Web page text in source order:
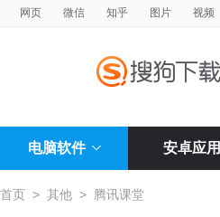
网页 微信 知乎 图片 视频
电脑软件 安卓应用
首页 > 其他 > 腾讯课堂